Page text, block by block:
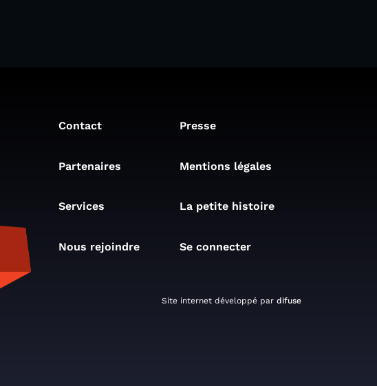
Contact Presse
Partenaires Mentions légales
Services La petite histoire
Nous rejoindre Se connecter
Site internet développé par difuse